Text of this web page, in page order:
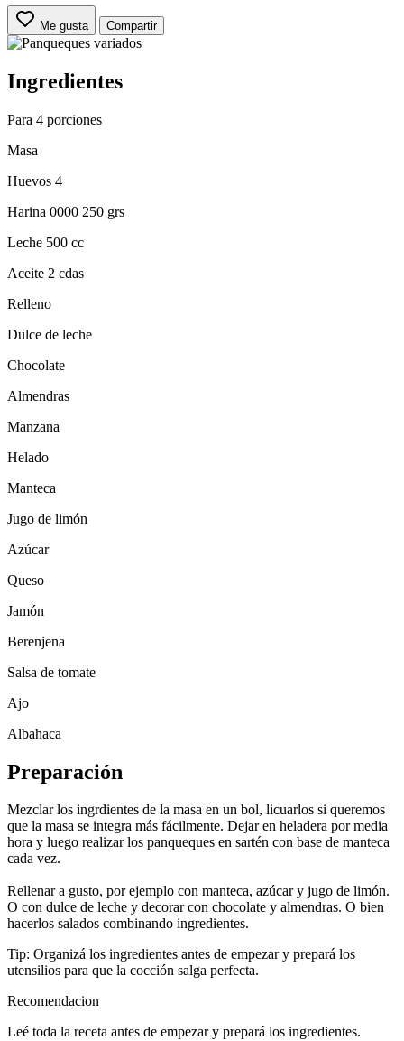
Me gusta Compartir
Ingredientes
Para 4 porciones
Masa
Huevos 4
Harina 0000 250 grs
Leche 500 cc
Aceite 2 cdas
Relleno
Dulce de leche
Chocolate
Almendras
Manzana
Helado
Manteca
Jugo de limón
Azúcar
Queso
Jamón
Berenjena
Salsa de tomate
Ajo
Albahaca
Preparación
Mezclar los ingrdientes de la masa en un bol, licuarlos si queremos
que la masa se integra más fácilmente. Dejar en heladera por media
hora y luego realizar los panqueques en sartén con base de manteca
cada vez.
Rellenar a gusto, por ejemplo con manteca, azúcar y jugo de limón.
O con dulce de leche y decorar con chocolate y almendras. O bien
hacerlos salados combinando ingredientes.
Tip: Organizá los ingredientes antes de empezar y prepará los
utensilios para que la cocción salga perfecta.
Recomendacion
Leé toda la receta antes de empezar y prepará los ingredientes.